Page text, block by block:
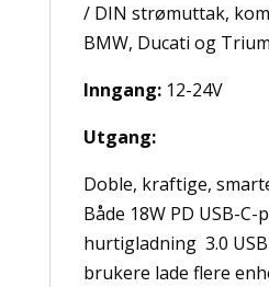
/ DIN strømuttak,
BMW, Ducati og
Inngang:12-24V
Utgang:
Doble, kraftige,
Både 18W PD USB-
hurtigladning 3.0
brukere lade flere